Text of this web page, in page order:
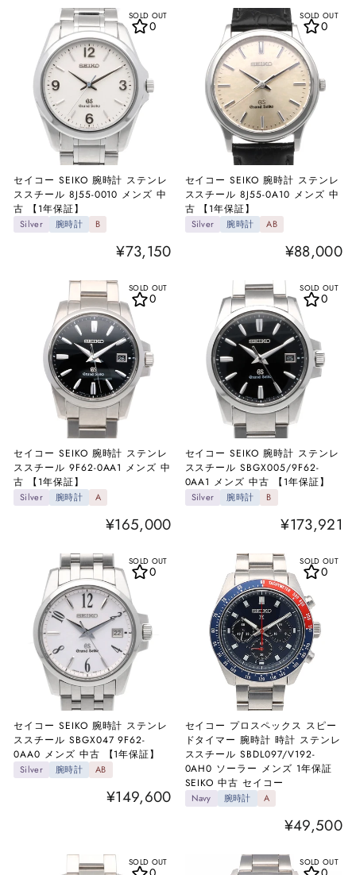
SOLD OUT
セイコー SEIKO 腕時計 ステンレ
ススチール 8J55-0010 メンズ 中
古 【1年保証】
Silver 腕時計 B
¥73,150
0
SOLD OUT
セイコー SEIKO 腕時計 ステンレ
ススチール 8J55-0A10 メンズ 中
古 【1年保証】
Silver 腕時計 AB
¥88,000
0
SOLD OUT
セイコー SEIKO 腕時計 ステンレ
ススチール 9F62-0AA1 メンズ 中
古 【1年保証】
Silver 腕時計 A
¥165,000
0
SOLD OUT
セイコー SEIKO 腕時計 ステンレ
ススチール SBGX005/9F62-
0AA1 メンズ 中古 【1年保証】
Silver 腕時計 B
¥173,921
0
SOLD OUT
セイコー SEIKO 腕時計 ステンレ
ススチール SBGX047 9F62-
0AA0 メンズ 中古 【1年保証】
Silver 腕時計 AB
¥149,600
0
SOLD OUT
セイコー プロスペックス スピー
ドタイマー 腕時計 時計 ステンレ
ススチール SBDL097/V192-
0AH0 ソーラー メンズ 1年保証
SEIKO 中古 セイコー
Navy 腕時計 A
¥49,500
0
SOLD OUT SOLD OUT